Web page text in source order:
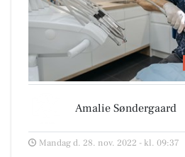
Amalie Søndergaard
Mandag d. 28. nov. 2022 - kl. 09:37